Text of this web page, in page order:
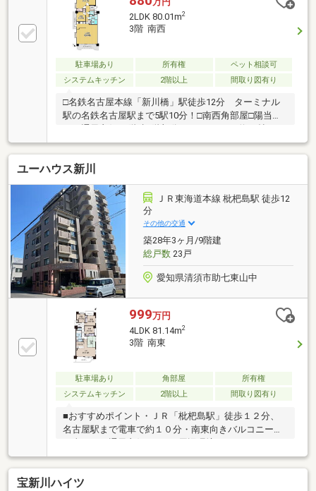
2LDK 80.01m2
3階 南西
駐車場あり 所有権
ペット相談可
システムキッチン
2階以上 間取り図有り
□名鉄名古屋本線「新川橋」駅徒歩12分 ターミナル
駅の名鉄名古屋駅まで5駅10分！□南西角部屋□陽当た
面バルコニー□ペット飼育可弊社はリフォーム・リノ
ベーションの設計からお見積り、施工までワンストッ
プ対応が可能です！参考プランのようにあなたの暮ら
しの理想を叶えるプランのご提案をさせていただきま
す。ご相談は無料となりますので、お気軽にお声がけ
ください♪
ユーハウス新川
ＪＲ東海道本線 枇杷島駅 徒歩12
分
その他の交通
築28年3ヶ月/9階建
総戸数23戸
愛知県清須市助七東山中
999万円
4LDK 81.14m2
3階 南東
駐車場あり 角部屋
所有権
システムキッチン
2階以上 間取り図有り
■おすすめポイント・ＪＲ「枇杷島駅」徒歩１２分、
名古屋駅まで電車で約１０分・南東向きバルコニー、
ー西枇杷島店 徒歩１１分・ファミリーマート清須宮
前店 徒歩６分・スギ薬局新川店 徒歩４分・セブン
イレブン清須須ケ口店 徒歩約15分・星の宮小学校
宝新川ハイツ